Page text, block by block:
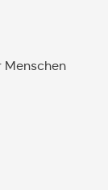
Menschen